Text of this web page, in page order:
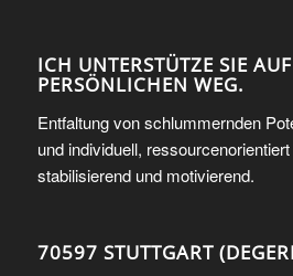
ICH UNTERSTÜTZE SIE
PERSÖNLICHEN WEG.
Entfaltung von schlummernden
und individuell,
stabilisierend und motivierend.
70597 STUTTGART